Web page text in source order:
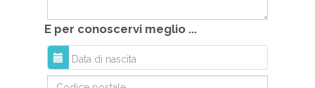
E per conoscervi meglio ...